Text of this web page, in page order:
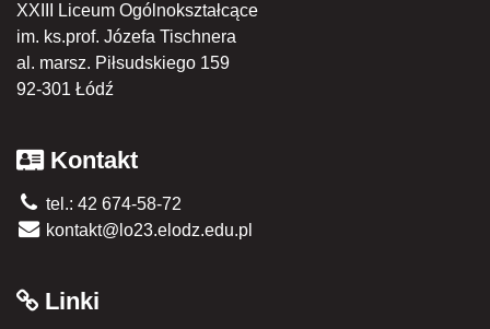
XXIII Liceum Ogólnokształcące
im. ks.prof. Józefa Tischnera
al. marsz. Piłsudskiego 159
92-301 Łódź
Kontakt
tel.: 42 674-58-72
kontakt@lo23.elodz.edu.pl
Linki